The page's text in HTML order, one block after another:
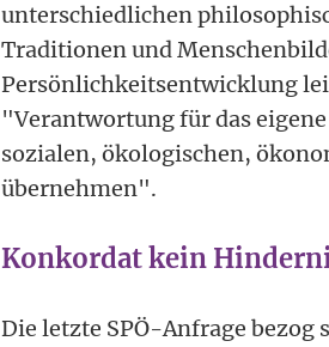
unterschiedlichen
Traditionen und
Persönlichkeitsentwicklung
"Verantwortung für das
sozialen, ökologischen,
übernehmen".
Konkordat kein
Die letzte SPÖ-Anfrage